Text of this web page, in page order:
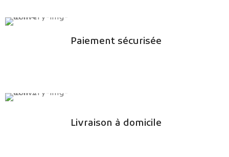
Paiement sécurisée
Livraison à domicile